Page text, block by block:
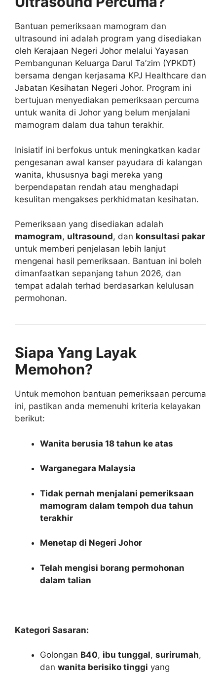
Bantuan pemeriksaan mamogram dan
ultrasound ini adalah program yang disediakan
oleh Kerajaan Negeri Johor melalui Yayasan
Pembangunan Keluarga Darul Ta’zim (YPKDT)
bersama dengan kerjasama KPJ Healthcare dan
Jabatan Kesihatan Negeri Johor. Program ini
bertujuan menyediakan pemeriksaan percuma
untuk wanita di Johor yang belum menjalani
mamogram dalam dua tahun terakhir.
Inisiatif ini berfokus untuk meningkatkan kadar
pengesanan awal kanser payudara di kalangan
wanita, khususnya bagi mereka yang
berpendapatan rendah atau menghadapi
kesulitan mengakses perkhidmatan kesihatan.
Pemeriksaan yang disediakan adalah
mamogram, ultrasound, dan konsultasi pakar
untuk memberi penjelasan lebih lanjut
mengenai hasil pemeriksaan. Bantuan ini boleh
dimanfaatkan sepanjang tahun 2026, dan
tempat adalah terhad berdasarkan kelulusan
permohonan.
Siapa Yang Layak
Memohon?
Untuk memohon bantuan pemeriksaan percuma
ini, pastikan anda memenuhi kriteria kelayakan
berikut:
Wanita berusia 18 tahun ke atas
Warganegara Malaysia
Tidak pernah menjalani pemeriksaan
mamogram dalam tempoh dua tahun
terakhir
Menetap di Negeri Johor
Telah mengisi borang permohonan
dalam talian
Kategori Sasaran:
Golongan B40, ibu tunggal, surirumah,
dan wanita berisiko tinggi yang